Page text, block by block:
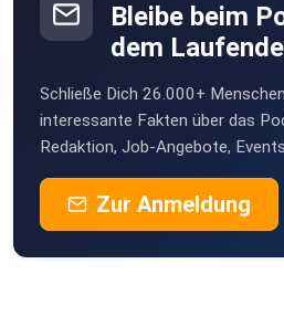
Bleibe beim
dem
Schließe Dich 26.000+
interessante Fakten über das
Redaktion, Job-Angebote,
Zur Anmeldung